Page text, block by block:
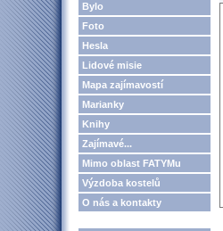
Bylo
Foto
Hesla
Lidové misie
Mapa zajímavostí
Marianky
Knihy
Zajímavé...
Mimo oblast FATYMu
Výzdoba kostelů
O nás a kontakty